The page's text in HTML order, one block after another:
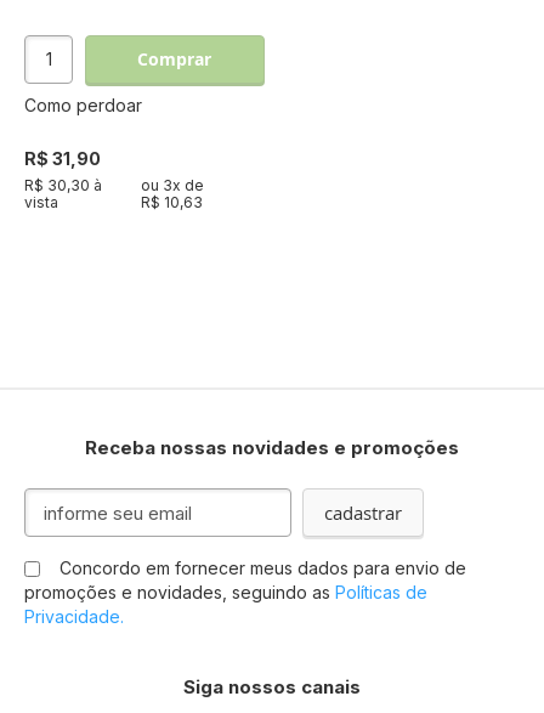
Comprar
Como perdoar
R$ 31,90
R$ 30,30 à
vista
ou 3x de
R$ 10,63
Receba nossas novidades e promoções
Inscreva-
nossa
Newsletter:
cadastrar
Concordo em fornecer meus dados para envio de
promoções e novidades, seguindo as Políticas de
Privacidade.
Siga nossos canais